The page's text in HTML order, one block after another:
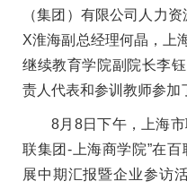
（集团）有限公司人力
X淮海副总经理何晶，上
继续教育学院副院长李
责人代表和参训教师参加
8月8日下午，上海
联集团-上海商学院”在
展中期汇报暨企业参访